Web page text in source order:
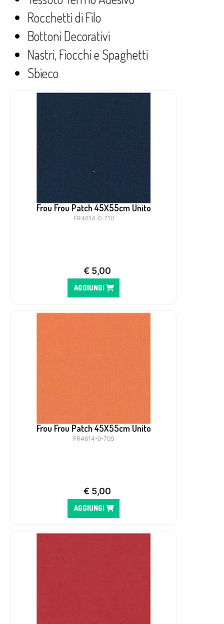
Rocchetti di Filo
Bottoni Decorativi
Nastri, Fiocchi e Spaghetti
Sbieco
Frou Frou Patch 45X55cm Unito
FR4614-0-710
€ 5,00
AGGIUNGI
Frou Frou Patch 45X55cm Unito
FR4614-0-709
€ 5,00
AGGIUNGI